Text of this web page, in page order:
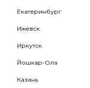
Екатеринбург
Ижевск
Иркутск
Йошкар-Ола
Казань